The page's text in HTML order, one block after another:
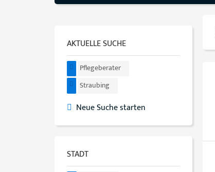
AKTUELLE SUCHE
Pflegeberater
Straubing
Neue Suche starten
STADT